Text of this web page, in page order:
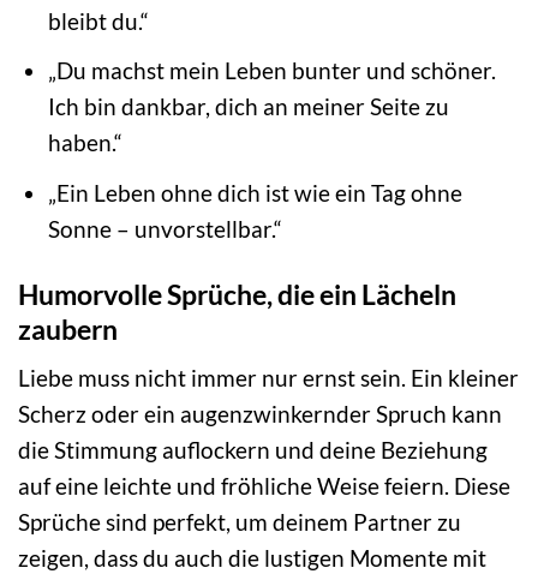
bleibt du.“
„Du machst mein Leben bunter und schöner.
Ich bin dankbar, dich an meiner Seite zu
haben.“
„Ein Leben ohne dich ist wie ein Tag ohne
Sonne – unvorstellbar.“
Humorvolle Sprüche, die ein Lächeln
zaubern
Liebe muss nicht immer nur ernst sein. Ein kleiner
Scherz oder ein augenzwinkernder Spruch kann
die Stimmung auflockern und deine Beziehung
auf eine leichte und fröhliche Weise feiern. Diese
Sprüche sind perfekt, um deinem Partner zu
zeigen, dass du auch die lustigen Momente mit